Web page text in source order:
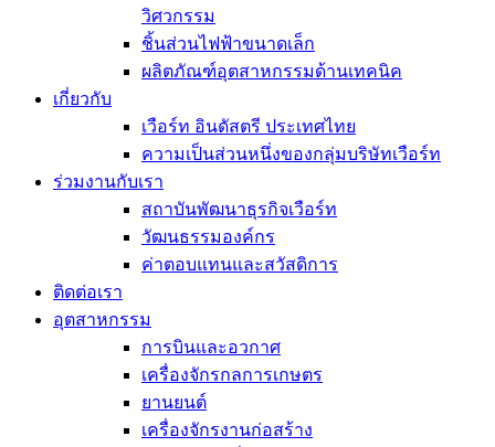
วิศวกรรม
ชิ้นส่วนไฟฟ้าขนาดเล็ก
ผลิตภัณฑ์อุตสาหกรรมด้านเทคนิค
เกี่ยวกับ
เวือร์ท อินดัสตรี ประเทศไทย
ความเป็นส่วนหนึ่งของกลุ่มบริษัทเวือร์ท
ร่วมงานกับเรา
สถาบันพัฒนาธุรกิจเวือร์ท
วัฒนธรรมองค์กร
ค่าตอบแทนและสวัสดิการ
ติดต่อเรา
อุตสาหกรรม
การบินและอวกาศ
เครื่องจักรกลการเกษตร
ยานยนต์
เครื่องจักรงานก่อสร้าง